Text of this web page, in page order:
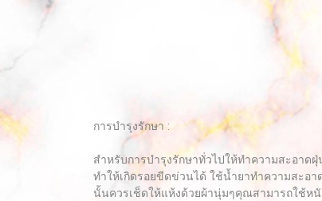
การบำรุงรักษา :
สำหรับการบำรุงรักษาทั่วไปให้ทำความสะอาด
ทำให้เกิดรอยขีดข่วนได้ ใช้น้ำยาทำความสะอ
นั้นควรเช็ดให้แห้งด้วยผ้านุ่มๆคุณสามารถใช้หนั